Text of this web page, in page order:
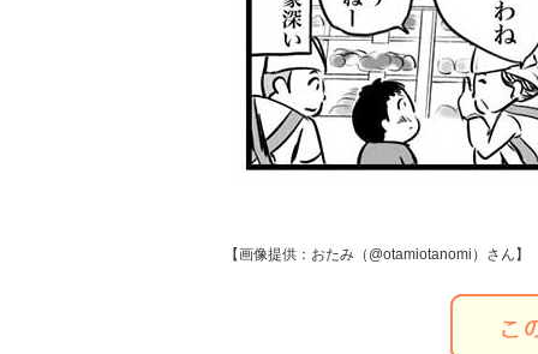
【画像提供：おたみ（@otamiotanomi）さん】